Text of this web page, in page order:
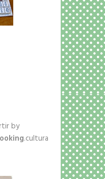
by
.cultura